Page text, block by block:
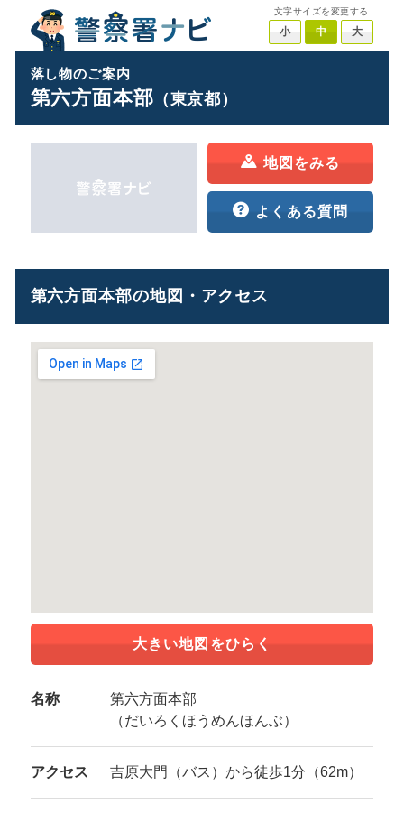
文字サイズを変更する
小 中 大
落し物のご案内
第六方面本部（東京都）
地図をみる
よくある質問
第六方面本部の地図・アクセス
大きい地図をひらく
名称
第六方面本部
（だいろくほうめんほんぶ）
アクセス 吉原大門（バス）から徒歩1分（62m）